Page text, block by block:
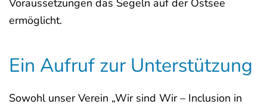
ermöglicht.
Ein Aufruf zur Unterstützung
Sowohl unser Verein „Wir sind Wir – Inclusion in